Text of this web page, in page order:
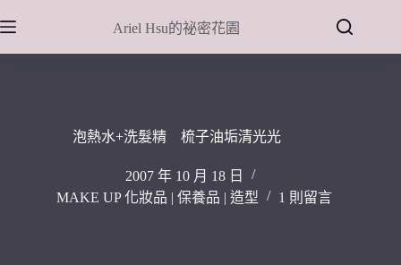
至
主
Ariel Hsu的祕密花園
泡熱水+洗髮精 梳子油垢清光光
2007 年 10 月 18 日
MAKE UP 化妝品 | 保養品 | 造型
1 則留言